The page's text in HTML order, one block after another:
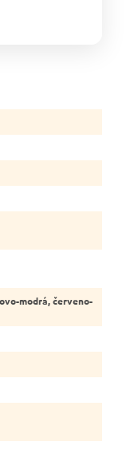
modrá, červeno-